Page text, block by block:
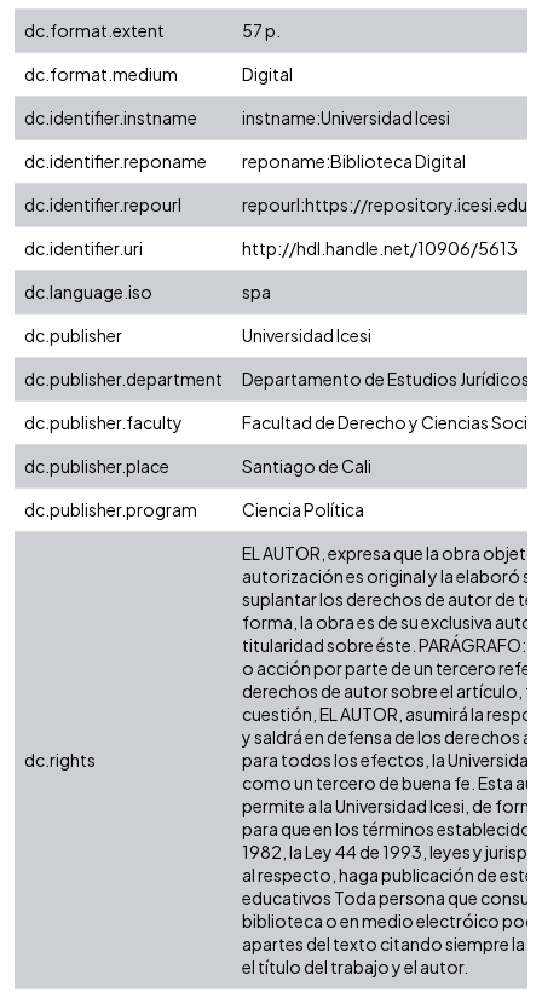
dc.format.extent
57 p.
dc.format.medium
Digital
dc.identifier.instname
instname:Universidad Icesi
dc.identifier.reponame
reponame:Biblioteca Digital
dc.identifier.repourl
repourl:https://
dc.identifier.uri
http://hdl.handle.net/10906/5613
dc.language.iso
spa
dc.publisher
Universidad Icesi
dc.publisher.department
Departamento de Estudios Jurídicos
dc.publisher.faculty
Facultad de Derecho y Ciencias
dc.publisher.place
Santiago de Cali
dc.publisher.program
Ciencia Política
dc.rights
EL AUTOR, expresa que la obra
autorización es original y la elaboró
suplantar los derechos de autor de
forma, la obra es de su exclusiva
titularidad sobre éste. PARÁGRAFO:
o acción por parte de un tercero
derechos de autor sobre el artículo,
cuestión, EL AUTOR, asumirá la
y saldrá en defensa de los derechos
para todos los efectos, la Universidad
como un tercero de buena fe. Esta
permite a la Universidad Icesi, de
para que en los términos establecidos
1982, la Ley 44 de 1993, leyes y
al respecto, haga publicación de este
educativos Toda persona que
biblioteca o en medio electróico
apartes del texto citando siempre la
el título del trabajo y el autor.